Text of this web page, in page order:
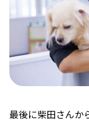
最後に柴田さんか